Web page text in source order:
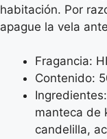
habitación. Por
apague la vela
Fragancia:
Contenido:
manteca de
candelilla,